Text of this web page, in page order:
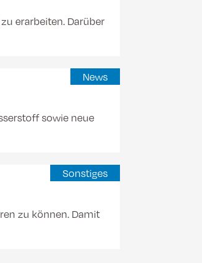
zu erarbeiten. Darüber
News
sowie neue
Sonstiges
zu können. Damit